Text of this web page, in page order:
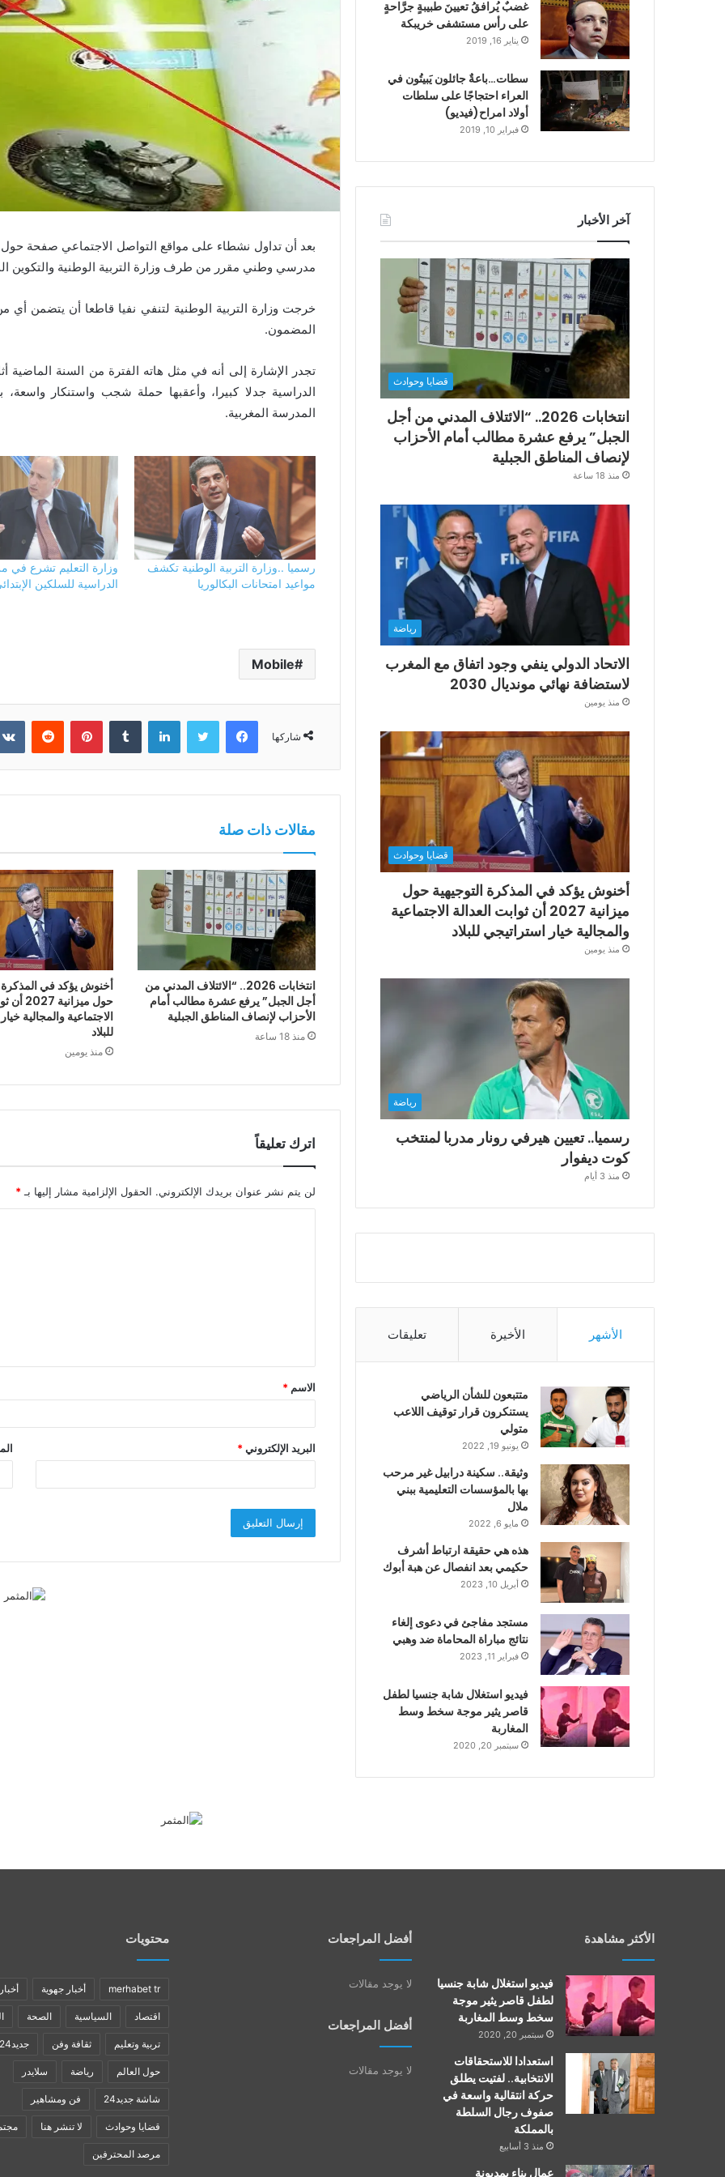
بعد أن تداول نشطاء على مواقع التواصل الاجتماعي صفحة
مدرسي وطني مقرر من طرف وزارة التربية الوطنية والتكوين
خرجت وزارة التربية الوطنية لتنفي نفيا قاطعا أن يتضمن أي
المضمون.
تجدر الإشارة إلى أنه في مثل هاته الفترة من السنة الماضية
الدراسية جدلا كبيرا، وأعقبها حملة شجب واستنكار
المدرسة المغربية.
رسميا ..وزارة التربية الوطنية تكشف
مواعيد امتحانات البكالوريا
وزارة التعليم تشرع في
الدراسية للسلكين
Mobile
شاركها
فيسبوك تويتر لينكدإن بينتيريست
مقالات ذات صلة
انتخابات 2026.. “الائتلاف المدني من
أجل الجبل” يرفع عشرة مطالب أمام
الأحزاب لإنصاف المناطق الجبلية
منذ 18 ساعة
أخنوش يؤكد في المذكرة
حول
الاجتماعية والمجالية
للبلاد
منذ يومين
اترك تعليقاً
لن يتم نشر عنوان بريدك الإلكتروني. الحقول الإلزامية مشار إليها بـ*
ق
*
الاسم *
البريد الإلكتروني*
غضبٌ يُرافقُ تعيينَ طبيبةٍ جرَّاحةٍ
على رأس مستشفى خريبكة
يناير 16, 2019
سطات…باعةٌ جائلون يَبيتُون في
العراء احتجاجًا على سلطات
أولاد امراح(فيديو)
فبراير 10, 2019
آخر الأخبار
قضايا وحوادث
انتخابات 2026.. “الائتلاف المدني من أجل
الجبل” يرفع عشرة مطالب أمام الأحزاب
لإنصاف المناطق الجبلية
منذ 18 ساعة
رياضة
الاتحاد الدولي ينفي وجود اتفاق مع المغرب
لاستضافة نهائي مونديال 2030
منذ يومين
قضايا وحوادث
أخنوش يؤكد في المذكرة التوجيهية حول
ميزانية 2027 أن ثوابت العدالة الاجتماعية
والمجالية خيار استراتيجي للبلاد
منذ يومين
رياضة
رسميا.. تعيين هيرفي رونار مدربا لمنتخب
كوت ديفوار
منذ 3 أيام
الأشهر الأخيرة تعليقات
متتبعون للشأن الرياضي
يستنكرون قرار توقيف اللاعب
متولي
يونيو 19, 2022
وثيقة.. سكينة درابيل غير مرحب
بها بالمؤسسات التعليمية ببني
ملال
مايو 6, 2022
هذه هي حقيقة ارتباط أشرف
حكيمي بعد انفصال عن هبة أبوك
أبريل 10, 2023
مستجد مفاجئ في دعوى إلغاء
نتائج مباراة المحاماة ضد وهبي
فبراير 11, 2023
فيديو استغلال شابة جنسيا لطفل
قاصر يثير موجة سخط وسط
المغاربة
سبتمبر 20, 2020
الأكثر مشاهدة
فيديو استغلال شابة جنسيا
لطفل قاصر يثير موجة
سخط وسط المغاربة
سبتمبر 20, 2020
استعدادا للاستحقاقات
الانتخابية.. لفتيت يطلق
حركة انتقالية واسعة في
صفوف رجال السلطة
بالمملكة
منذ 3 أسابيع
عمال بناء بمديونة
أفضل المراجعات
لا يوجد مقالات
أفضل المراجعات
لا يوجد مقالات
محتويات
merhabet tr أخبار جهوية
اقتصاد السياسية الصحة
تربية وتعليم ثقافة وفن جديد24
حول العالم رياضة سلايدر
شاشة جديد24 فن ومشاهير
قضايا وحوادث لا تنشر هنا
مرصد المحترفين